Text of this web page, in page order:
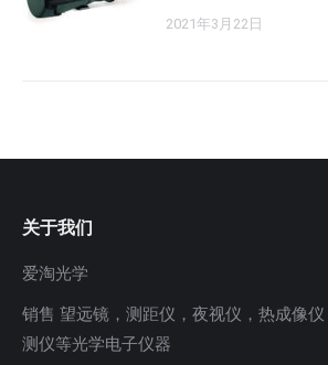
2021年3月22日
关于我们
爱淘光学
销售 望远镜，测距仪，夜视仪，热成像
测仪等光学电子仪器